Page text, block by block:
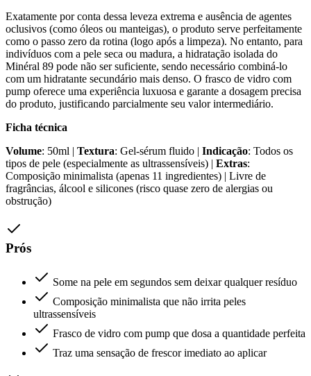
Exatamente por conta dessa leveza extrema e ausência de agentes
oclusivos (como óleos ou manteigas), o produto serve perfeitamente
como o passo zero da rotina (logo após a limpeza). No entanto, para
indivíduos com a pele seca ou madura, a hidratação isolada do
Minéral 89 pode não ser suficiente, sendo necessário combiná-lo
com um hidratante secundário mais denso. O frasco de vidro com
pump oferece uma experiência luxuosa e garante a dosagem precisa
do produto, justificando parcialmente seu valor intermediário.
Ficha técnica
Volume: 50ml | Textura: Gel-sérum fluido | Indicação: Todos os
tipos de pele (especialmente as ultrassensíveis) | Extras:
Composição minimalista (apenas 11 ingredientes) | Livre de
fragrâncias, álcool e silicones (risco quase zero de alergias ou
obstrução)
Prós
Some na pele em segundos sem deixar qualquer resíduo
Composição minimalista que não irrita peles
ultrassensíveis
Frasco de vidro com pump que dosa a quantidade perfeita
Traz uma sensação de frescor imediato ao aplicar